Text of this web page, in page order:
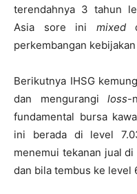
terendahnya 3 tahun
Asia sore ini mixed
perkembangan kebijakan
Berikutnya IHSG
dan mengurangiloss-
fundamental bursa
ini berada di level
menemui tekanan jual
dan bila tembus ke level